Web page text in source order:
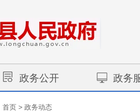
政务公开 政务
首页 > 政务动态